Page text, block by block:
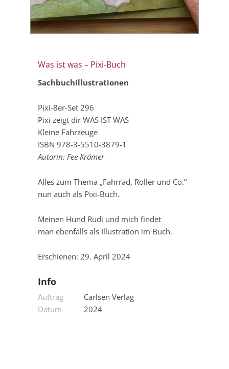
Was ist was – Pixi-Buch
Sachbuchillustrationen
Pixi-8er-Set 296
Pixi zeigt dir WAS IST WAS
Kleine Fahrzeuge
ISBN 978-3-5510-3879-1
Autorin: Fee Krämer
Alles zum Thema „Fahrrad, Roller und Co.“
nun auch als Pixi-Buch.
Meinen Hund Rudi und mich findet
man ebenfalls als Illustration im Buch.
Erschienen: 29. April 2024
Info
Auftrag
Carlsen Verlag
Datum
2024